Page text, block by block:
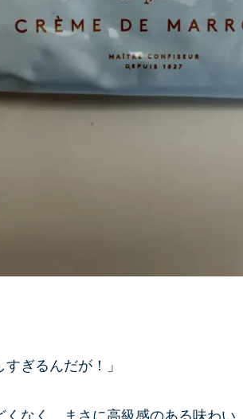
ぎるんだが！」
なく、まさに高級感のある味わい。